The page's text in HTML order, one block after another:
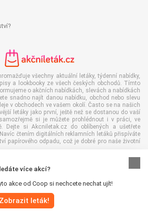
více akcí?
akce od Coop si nechcete nechat ujít!
Zobrazit leták!
všechny aktuální letáky, týdenní nabídky,
a lookbooky ze všech českých obchodů. Tímto
o akčních nabídkách, slevách a nabídkách
snadno najít danou nabídku, obchod nebo slevu
v obchodech ve vašem okolí. Často se na našich
letáky jako první, ještě než se dostanou do vaší
si je můžete prohlédnout i v práci, ve
Dejte si Akcniletak.cz do oblíbených a ušetřete
čtením digitálních reklamních letáků přispíváte
papírového odpadu, což je dobré pro naše životní
© Akcniletak.cz 2026 |
Zásady ochrany osobních údajů